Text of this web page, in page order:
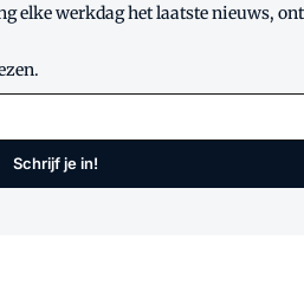
elke werkdag het laatste nieuws,
Schrijf je in!